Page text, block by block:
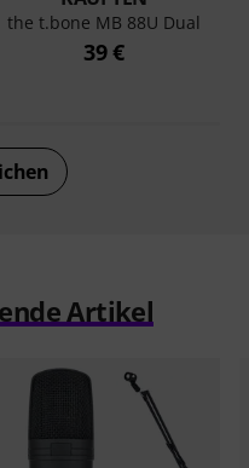
the t.bone MB 88U Dual
39 €
Artikel